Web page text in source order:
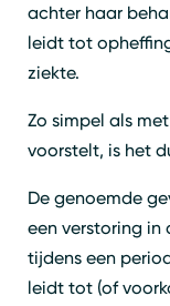
achter haar
leidt tot
ziekte.
Zo simpel als
voorstelt, is het
De genoemde
een verstoring in
tijdens een
leidt tot (of